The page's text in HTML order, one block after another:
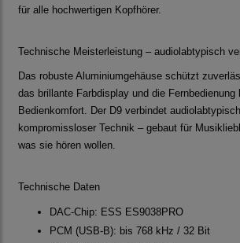
für alle hochwertigen Kopfhörer.
Technische Meisterleistung – audiolabtypisch
Das robuste Aluminiumgehäuse schützt
das brillante Farbdisplay und die Fernbedienung
Bedienkomfort. Der D9 verbindet
kompromissloser Technik – gebaut für
was sie hören wollen.
Technische Daten
DAC-Chip: ESS ES9038PRO
PCM (USB-B): bis 768 kHz / 32 Bit